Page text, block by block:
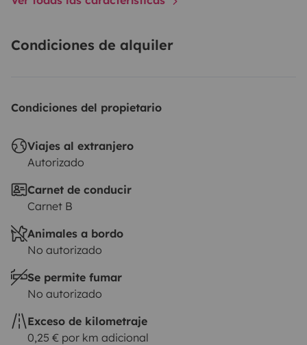
Condiciones de alquiler
Condiciones del propietario
Viajes al extranjero
Autorizado
Carnet de conducir
Carnet B
Animales a bordo
No autorizado
Se permite fumar
No autorizado
Exceso de kilometraje
0,25 € por km adicional